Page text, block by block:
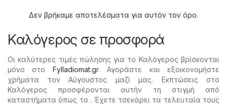
Δεν βρήκαμε αποτελέσματα για αυτόν τον όρο.
Καλόγερος σε προσφορά
Οι καλύτερες τιμές πώλησης για το Καλόγερος βρίσκονται
μόνο στο Fylladiomat.gr. Αγοράστε και εξοικονομήστε
χρήματα τον Αύγουστος μαζί μας. Εκπτώσεις στο
Καλόγερος προσφέρονται αυτήν τη στιγμή από
καταστήματα όπως το . Έχετε τσεκάρει τα τελευταία τους